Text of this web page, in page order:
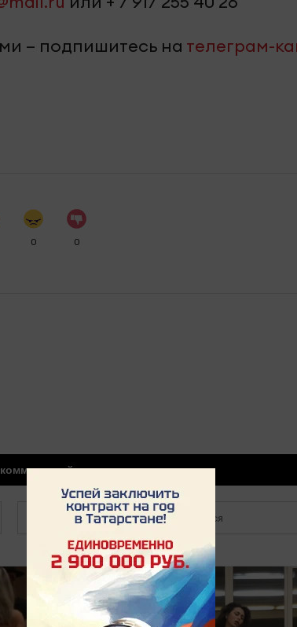
– подпишитесь на телеграм-
0 0
Зарегистрироваться